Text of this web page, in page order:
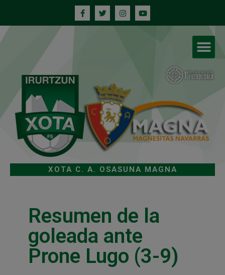
XOTA C. A. OSASUNA MAGNA
Resumen de la
goleada ante
Prone Lugo (3-9)